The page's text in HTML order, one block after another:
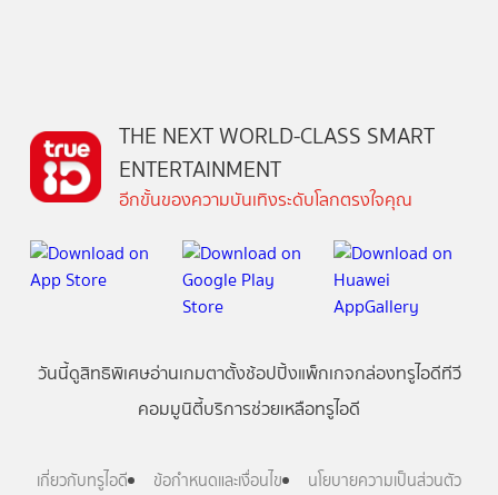
THE NEXT WORLD-CLASS SMART
ENTERTAINMENT
อีกขั้นของความบันเทิงระดับโลกตรงใจคุณ
วันนี้ดูสิทธิพิเศษอ่านเกมตาตั้งช้อปปิ้งแพ็กเกจกล่องทรูไอดีทีวี
คอมมูนิตี้บริการช่วยเหลือทรูไอดี
เกี่ยวกับทรูไอดี ข้อกำหนดและเงื่อนไข
นโยบายความเป็นส่วนตัว